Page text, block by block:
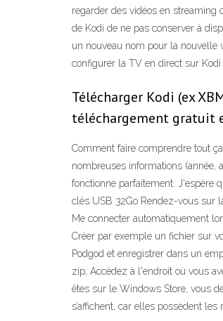
regarder des vidéos en streaming
de Kodi de ne pas conserver à
un nouveau nom pour la nouvelle
configurer la TV en direct sur
Télécharger Kodi (ex
téléchargement gratuit
Comment faire comprendre tout
nombreuses informations
fonctionne parfaitement. J'espère
clés USB 32Go Rendez-vous sur
Me connecter automatiquement
Créer par exemple un fichier sur
Podgod et enregistrer dans un
zip; Accédez à l'endroit où vous
êtes sur le Windows Store, vous
s’affichent, car elles possèdent